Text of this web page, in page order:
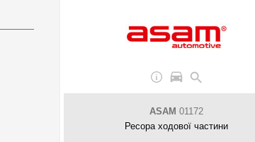
ASAM 01172
Ресора ходової частини